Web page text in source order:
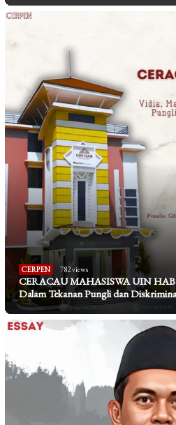
CERPEN 782 views
CERACAU MAHASISWA UIN HAB
Dalam Tekanan Pungli dan